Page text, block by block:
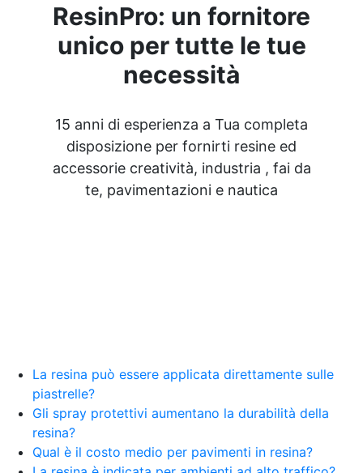
ResinPro: un fornitore
unico per tutte le tue
necessità
15 anni di esperienza a Tua completa
disposizione per fornirti resine ed
accessorie creatività, industria , fai da
te, pavimentazioni e nautica
La resina può essere applicata direttamente sulle
piastrelle?
Gli spray protettivi aumentano la durabilità della
resina?
Qual è il costo medio per pavimenti in resina?